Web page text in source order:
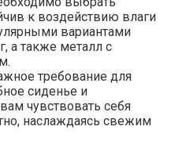
к воздействию влаги
вариантами
а также металл с
требование для
сиденье и
чувствовать себя
наслаждаясь свежим